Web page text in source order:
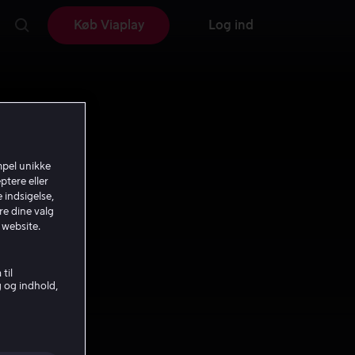
Køb Viaplay Log ind
unikke
eller
dine valg
til
indhold,